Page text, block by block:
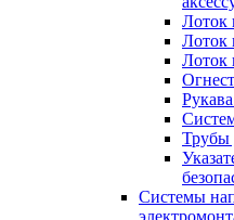
Лоток
Лоток
Лоток
Трубы
Системы